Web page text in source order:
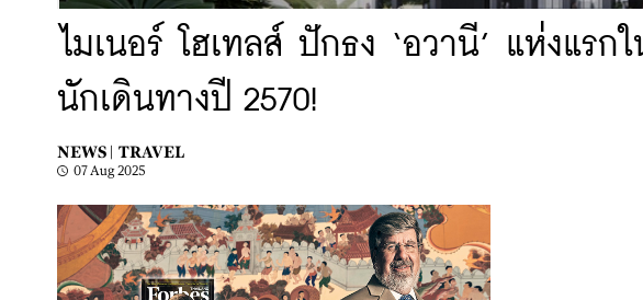
ไมเนอร์ โฮเทลส์ ปักธง ‘อวานี’ แห่งแรก
นักเดินทางปี 2570!
NEWS | TRAVEL
07 Aug 2025